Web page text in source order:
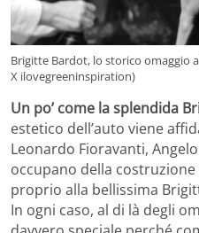
Brigitte Bardot, lo storico omaggio
X ilovegreeninspiration)
Un po’ come la splendida
estetico dell’auto viene
Leonardo Fioravanti,
occupano della
proprio alla bellissima
In ogni caso, al di là degli